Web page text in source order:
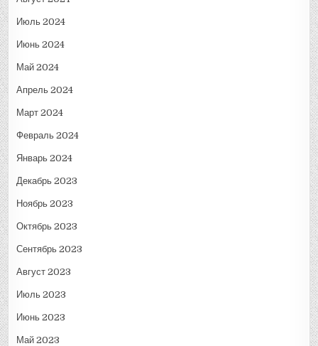
Июль 2024
Июнь 2024
Май 2024
Апрель 2024
Март 2024
Февраль 2024
Январь 2024
Декабрь 2023
Ноябрь 2023
Октябрь 2023
Сентябрь 2023
Август 2023
Июль 2023
Июнь 2023
Май 2023